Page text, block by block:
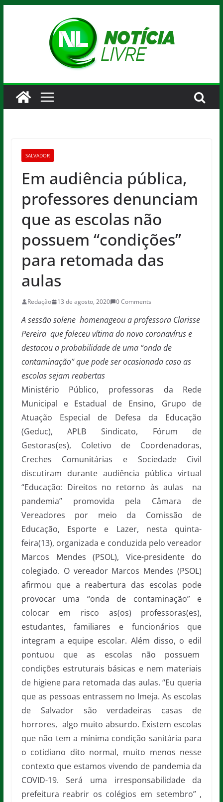
SALVADOR
Em audiência pública,
professores denunciam
que as escolas não
possuem “condições”
para retomada das
aulas
Redação 13 de agosto, 2020 0 Comments
A sessão solene homenageou a professora Clarisse
Pereira que faleceu vítima do novo coronavírus e
destacou a probabilidade de uma “onda de
contaminação” que pode ser ocasionada caso as
escolas sejam reabertas
Ministério Público, professoras da Rede
Municipal e Estadual de Ensino, Grupo de
Atuação Especial de Defesa da Educação
(Geduc), APLB Sindicato, Fórum de
Gestoras(es), Coletivo de Coordenadoras,
Creches Comunitárias e Sociedade Civil
discutiram durante audiência pública virtual
“Educação: Direitos no retorno às aulas na
pandemia” promovida pela Câmara de
Vereadores por meio da Comissão de
Educação, Esporte e Lazer, nesta quinta-
feira(13), organizada e conduzida pelo vereador
Marcos Mendes (PSOL), Vice-presidente do
colegiado. O vereador Marcos Mendes (PSOL)
afirmou que a reabertura das escolas pode
provocar uma “onda de contaminação” e
colocar em risco as(os) professoras(es),
estudantes, familiares e funcionários que
integram a equipe escolar. Além disso, o edil
pontuou que as escolas não possuem
condições estruturais básicas e nem materiais
de higiene para retomada das aulas. “Eu queria
que as pessoas entrassem no Imeja. As escolas
de Salvador são verdadeiras casas de
horrores, algo muito absurdo. Existem escolas
que não tem a mínima condição sanitária para
o cotidiano dito normal, muito menos nesse
contexto que estamos vivendo de pandemia da
COVID-19. Será uma irresponsabilidade da
prefeitura reabrir os colégios em setembro” ,